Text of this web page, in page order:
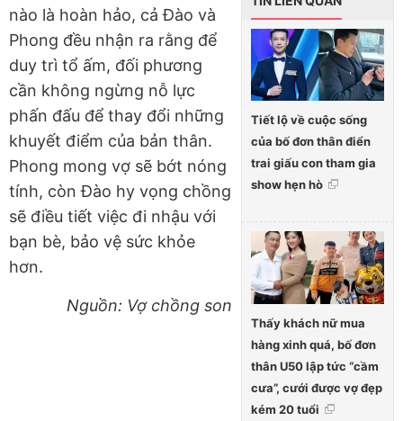
Tiết lộ về cuộc sống
của bố đơn thân điển
trai giấu con tham gia
show hẹn hò
Thấy khách nữ mua
hàng xinh quá, bố đơn
thân U50 lập tức “cầm
cưa”, cưới được vợ đẹp
kém 20 tuổi
nào là hoàn hảo, cả Đào và
Phong đều nhận ra rằng để
duy trì tổ ấm, đối phương
cần không ngừng nỗ lực
phấn đấu để thay đổi những
khuyết điểm của bản thân.
Phong mong vợ sẽ bớt nóng
tính, còn Đào hy vọng chồng
sẽ điều tiết việc đi nhậu với
bạn bè, bảo vệ sức khỏe
hơn.
Nguồn: Vợ chồng son